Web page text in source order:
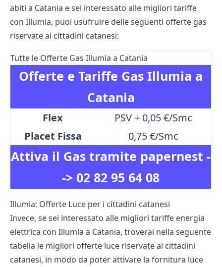
abiti a Catania e sei interessato alle migliori tariffe
con Illumia, puoi usufruire delle seguenti offerte gas
riservate ai cittadini catanesi:
Tutte le Offerte Gas Illumia a Catania
Attiva il Gas tramite papernest -
-> 02 82 95 64 08
Offerte e Tariffe Gas Illumia a
Catania
Flex
PSV + 0,05 €/Smc
Placet Fissa
0,75 €/Smc
Illumia: Offerte Luce per i cittadini catanesi
Invece, se sei interessato alle migliori tariffe energia
elettrica con Illumia a Catania, troverai nella seguente
tabella le migliori offerte luce riservate ai cittadini
catanesi, in modo da poter attivare la fornitura luce